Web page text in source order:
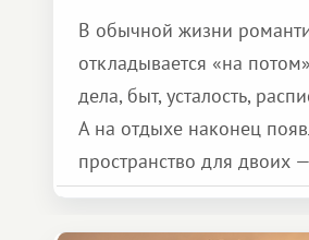
В обычной жизни
откладывается «на
дела, быт, усталость,
А на отдыхе наконец
пространство для двоих
сделать для близкого
особенное. Не